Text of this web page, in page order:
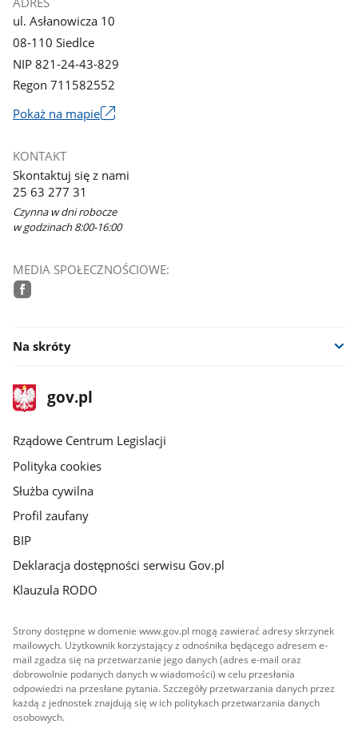
ul. Asłanowicza 10
08-110 Siedlce
NIP 821-24-43-829
Regon 711582552
Pokaż na mapieLink
nowym
KONTAKT
Skontaktuj się z nami
25 63 277 31
Czynna w dni robocze
w godzinach 8:00-16:00
MEDIA SPOŁECZNOŚCIOWE:
Na skróty
stopka
gov.plStrona
gov.pl
Rządowe Centrum Legislacji
Polityka cookies
Służba cywilna
Profil zaufany
BIP
Deklaracja dostępności serwisu Gov.pl
Klauzula RODO
Strony dostępne w domenie www.gov.pl mogą zawierać adresy skrzynek
mailowych. Użytkownik korzystający z odnośnika będącego adresem e-
mail zgadza się na przetwarzanie jego danych (adres e-mail oraz
dobrowolnie podanych danych w wiadomości) w celu przesłania
odpowiedzi na przesłane pytania. Szczegóły przetwarzania danych przez
każdą z jednostek znajdują się w ich politykach przetwarzania danych
osobowych.